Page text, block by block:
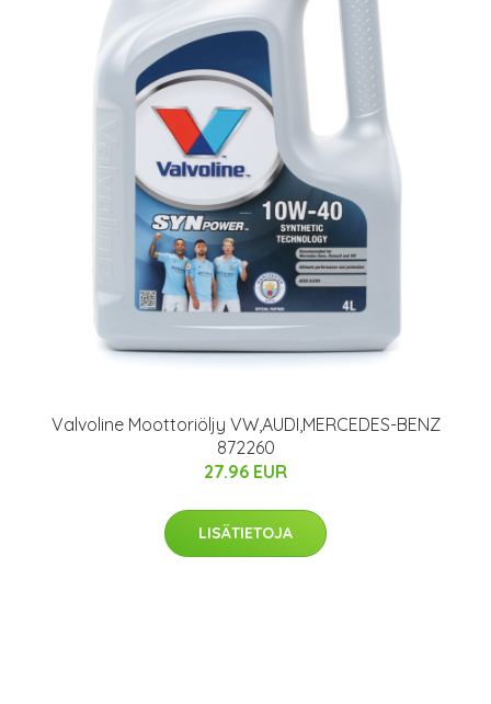
Valvoline Moottoriöljy VW,AUDI,MERCEDES-BENZ
872260
27.96 EUR
LISÄTIETOJA